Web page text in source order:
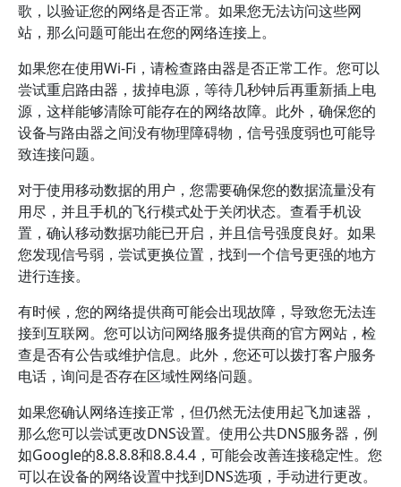
歌，以验证您的网络是否正常。如果您无法访问这些网
站，那么问题可能出在您的网络连接上。
如果您在使用Wi-Fi，请检查路由器是否正常工作。您可以
尝试重启路由器，拔掉电源，等待几秒钟后再重新插上电
源，这样能够清除可能存在的网络故障。此外，确保您的
设备与路由器之间没有物理障碍物，信号强度弱也可能导
致连接问题。
对于使用移动数据的用户，您需要确保您的数据流量没有
用尽，并且手机的飞行模式处于关闭状态。查看手机设
置，确认移动数据功能已开启，并且信号强度良好。如果
您发现信号弱，尝试更换位置，找到一个信号更强的地方
进行连接。
有时候，您的网络提供商可能会出现故障，导致您无法连
接到互联网。您可以访问网络服务提供商的官方网站，检
查是否有公告或维护信息。此外，您还可以拨打客户服务
电话，询问是否存在区域性网络问题。
如果您确认网络连接正常，但仍然无法使用起飞加速器，
那么您可以尝试更改DNS设置。使用公共DNS服务器，例
如Google的8.8.8.8和8.8.4.4，可能会改善连接稳定性。您
可以在设备的网络设置中找到DNS选项，手动进行更改。